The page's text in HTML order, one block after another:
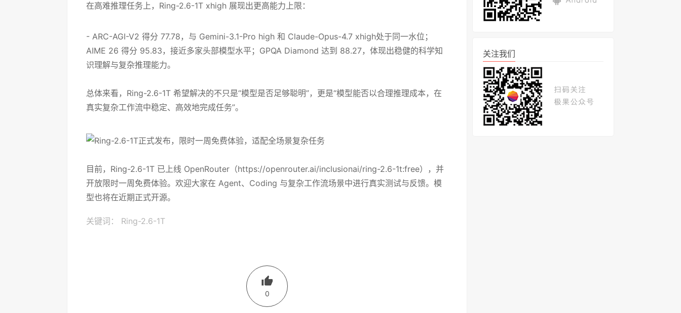
在高难推理任务上，Ring-2.6-1T xhigh 展现出更高能力上限：
- ARC-AGI-V2 得分 77.78，与 Gemini-3.1-Pro high 和 Claude-Opus-4.7 xhigh处于同一水位；
AIME 26 得分 95.83，接近多家头部模型水平；GPQA Diamond 达到 88.27，体现出稳健的科学知
识理解与复杂推理能力。
总体来看，Ring-2.6-1T 希望解决的不只是“模型是否足够聪明”，更是“模型能否以合理推理成本，在
真实复杂工作流中稳定、高效地完成任务”。
目前，Ring-2.6-1T 已上线 OpenRouter（https://openrouter.ai/inclusionai/ring-2.6-1t:free），并
开放限时一周免费体验。欢迎大家在 Agent、Coding 与复杂工作流场景中进行真实测试与反馈。模
型也将在近期正式开源。
关键词： Ring-2.6-1T
0
关注我们